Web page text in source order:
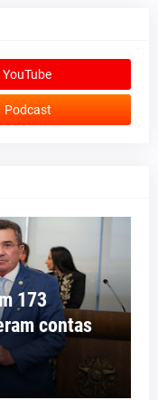
YouTube
Podcast
173
contas